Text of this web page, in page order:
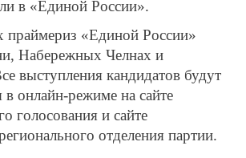
в «Единой России».
праймериз «Единой России»
Набережных Челнах и
выступления кандидатов будут
в онлайн-режиме на сайте
голосования и сайте
отделения партии.